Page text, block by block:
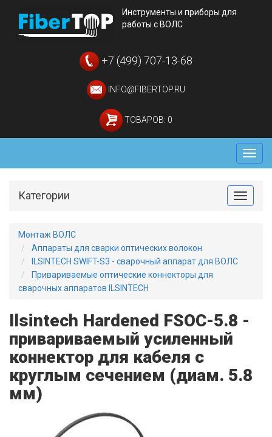
Инструменты и приборы для
работы с ВОЛС
+7 (499) 707-13-68
INFO@FIBERTOP.RU
ТОВАРОВ: 0
Меню
Toggle
Категории
Монтаж ВОЛС
Аппараты для сварки оптических волокон
ILSINTECH SWIFT-S3 - сварочный аппарат для ВОЛС
Привариваемые оптические коннекторы для
сварочных аппаратов ILSINTECH
Ilsintech Hardened FSOC-5.8 -
привариваемый усиленный
коннектор для кабеля с
круглым сечением (диам. 5.8
мм)